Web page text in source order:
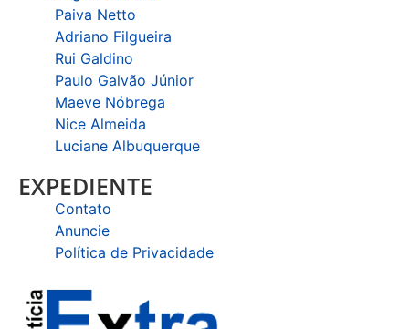
Paiva Netto
Adriano Filgueira
Rui Galdino
Paulo Galvão Júnior
Maeve Nóbrega
Nice Almeida
Luciane Albuquerque
EXPEDIENTE
Contato
Anuncie
Política de Privacidade